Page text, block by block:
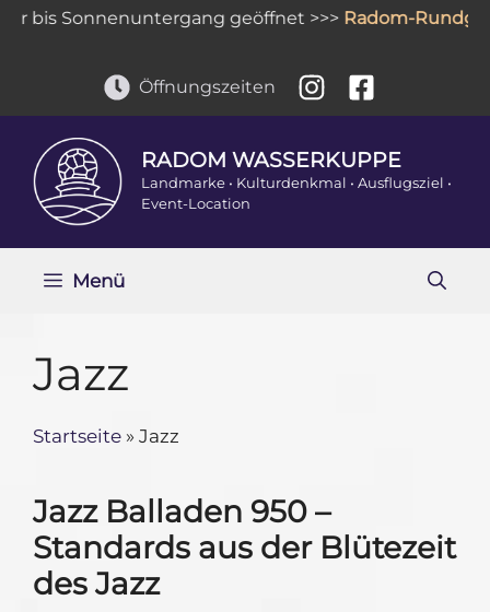
Zum
bis Sonnenuntergang geöffnet >>>Radom-Rundgang
Öffnungszeiten
RADOM WASSERKUPPE
Landmarke • Kulturdenkmal • Ausflugsziel •
Event-Location
Menü
Jazz
Startseite » Jazz
Jazz Balladen 950 –
Standards aus der Blütezeit
des Jazz